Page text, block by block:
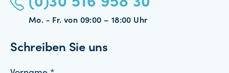
(0)30 516 958 30
Mo. - Fr. von 09:00 – 18:00 Uhr
Schreiben Sie uns